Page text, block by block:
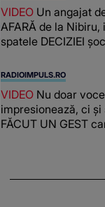
VIDEO Un angajat
AFARĂ de la
spatele DECIZIEI
CREDEA CĂ VA
în fața unui..."
RADIOIMPULS.RO
VIDEO Nu doar
impresionează, ci
FĂCUT UN GEST
așteptând